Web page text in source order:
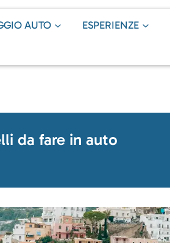
AUTO ESPERIENZE
da fare in auto